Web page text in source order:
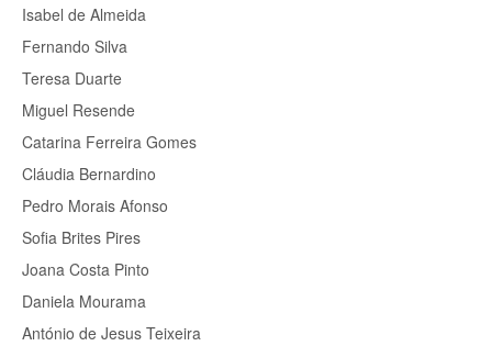
Isabel de Almeida
Fernando Silva
Teresa Duarte
Miguel Resende
Catarina Ferreira Gomes
Cláudia Bernardino
Pedro Morais Afonso
Sofia Brites Pires
Joana Costa Pinto
Daniela Mourama
António de Jesus Teixeira